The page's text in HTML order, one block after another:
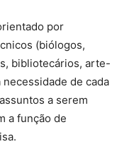
por
(biólogos,
bibliotecários, arte-
de cada
a serem
a função de